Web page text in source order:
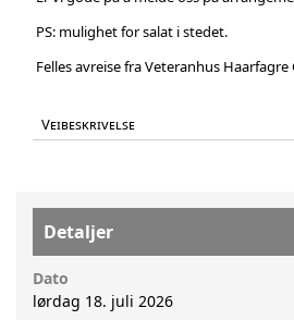
PS: mulighet for salat i stedet.
Felles avreise fra Veteranhus Haarfagre
Veibeskrivelse
Detaljer
Dato
lørdag 18. juli 2026